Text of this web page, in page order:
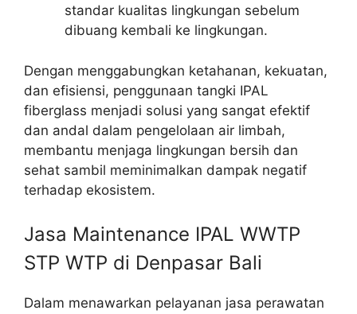
standar kualitas lingkungan sebelum
dibuang kembali ke lingkungan.
Dengan menggabungkan ketahanan, kekuatan,
dan efisiensi, penggunaan tangki IPAL
fiberglass menjadi solusi yang sangat efektif
dan andal dalam pengelolaan air limbah,
membantu menjaga lingkungan bersih dan
sehat sambil meminimalkan dampak negatif
terhadap ekosistem.
Jasa Maintenance IPAL WWTP
STP WTP di Denpasar Bali
Dalam menawarkan pelayanan jasa perawatan